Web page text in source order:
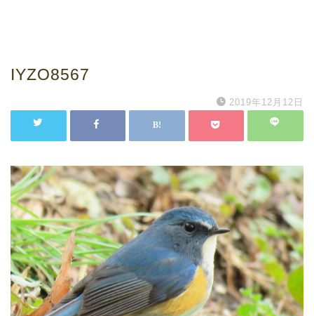
IYZO8567
2019年12月12日